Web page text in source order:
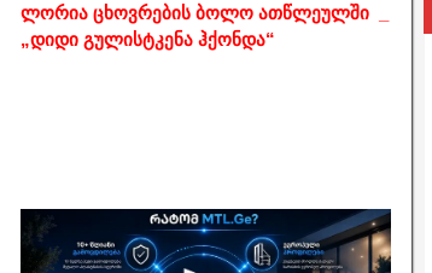
ლორია ცხოვრების ბოლო ათწლეულში _
„დიდი გულისტკენა ჰქონდა“